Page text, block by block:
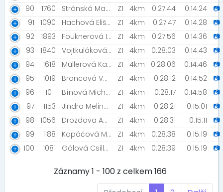
90
1760 Stránská Martina [Mix] Z1 4km 0:27:44 0:14:24
📷
91
1090 Hachová Eliška Z1 4km 0:27:47 0:14:28
📷
92
1893 Fouknerová Irena Z1 4km 0:27:56 0:14:36
📷
93
1840 Vojtkuláková Jůlie Z1 4km 0:28:03 0:14:43
📷
94
1618 Müllerová Kateřina Z1 4km 0:28:06 0:14:46
📷
95
1019 Broncová Vavrdová Zuzana Z1 4km 0:28:12 0:14:52
📷
96
1011 Bínová Michaela Z1 4km 0:28:17 0:14:58
📷
97
1153 Jindra Melinda Z1 4km 0:28:21 0:15:01
📷
98
1056 Drozdova Anastasija Z1 4km 0:28:31 0:15:11
📷
99
1188 Kopáčová Míša [A_MMM_P] Z1 4km 0:28:38 0:15:19
📷
100
1081 Gálová Csilla [KulDor] Z1 4km 0:28:39 0:15:19 📷
Záznamy 1 - 100 z celkem 166